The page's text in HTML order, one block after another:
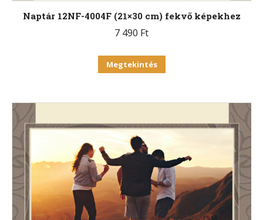
Naptár 12NF-4004F (21×30 cm) fekvő képekhez
7 490 Ft
Megtekintés
variációja
van.
A
változatok
a
termékoldalon